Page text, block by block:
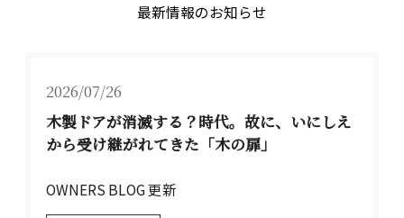
最新情報のお知らせ
2026/07/26
木製ドアが消滅する？時代。故に、いにしえ
から受け継がれてきた「木の扉」
OWNERS BLOG 更新